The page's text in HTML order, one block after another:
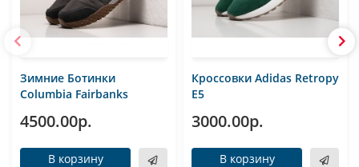
Зимние Ботинки
Columbia Fairbanks
4500.00р.
В корзину
Кроссовки Adidas Retropy
E5
3000.00р.
В корзину